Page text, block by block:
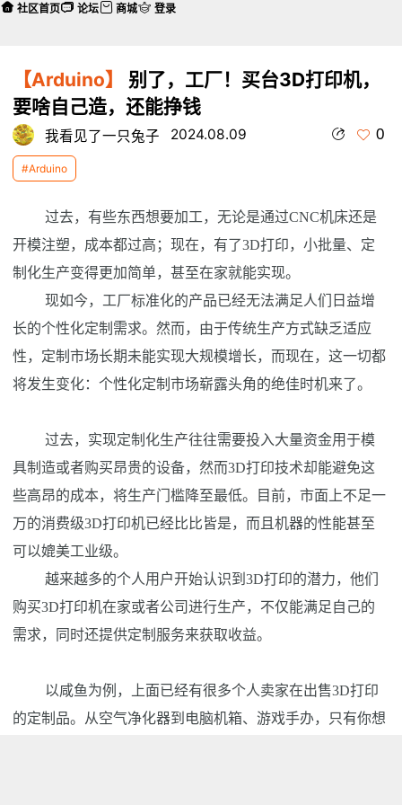
【Arduino】
别了，工厂！买台3D打印机，
要啥自己造，还能挣钱
我看见了一只兔子 2024.08.09 0
#Arduino
过去，有些东西想要加工，无论是通过CNC机床还是
开模注塑，成本都过高；现在，有了3D打印，小批量、定
制化生产变得更加简单，甚至在家就能实现。
现如今，工厂标准化的产品已经无法满足人们日益增
长的个性化定制需求。然而，由于传统生产方式缺乏适应
性，定制市场长期未能实现大规模增长，而现在，这一切都
将发生变化：个性化定制市场崭露头角的绝佳时机来了。
过去，实现定制化生产往往需要投入大量资金用于模
具制造或者购买昂贵的设备，然而3D打印技术却能避免这
些高昂的成本，将生产门槛降至最低。目前，市面上不足一
万的消费级3D打印机已经比比皆是，而且机器的性能甚至
可以媲美工业级。
越来越多的个人用户开始认识到3D打印的潜力，他们
购买3D打印机在家或者公司进行生产，不仅能满足自己的
需求，同时还提供定制服务来获取收益。
以咸鱼为例，上面已经有很多个人卖家在出售3D打印
的定制品。从空气净化器到电脑机箱、游戏手办，只有你想
社区首页 论坛 商城 登录